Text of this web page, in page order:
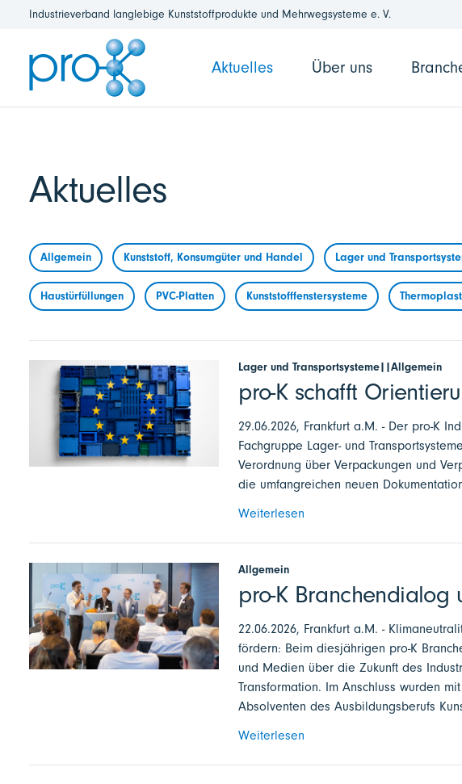
Industrieverband langlebige Kunststoffprodukte und Mehrwegsysteme e. V.
Aktuelles Über uns
Aktuelles
Allgemein Kunststoff, Konsumgüter und Handel Lager und
Haustürfüllungen PVC-Platten Kunststofffenstersysteme
Lager und Transportsysteme||Allgemein
pro-K schafft
29.06.2026, Frankfurt a.M. - Der pro-K
Fachgruppe Lager- und
Verordnung über Verpackungen und
die umfangreichen neuen
Weiterlesen
Allgemein
pro-K Branchendialog
22.06.2026, Frankfurt a.M. -
fördern: Beim diesjährigen pro-K
und Medien über die Zukunft des
Transformation. Im Anschluss wurden
Absolventen des Ausbildungsberufs
Weiterlesen